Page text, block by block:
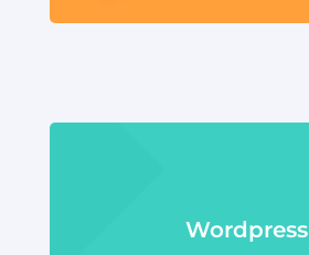
Wordpress